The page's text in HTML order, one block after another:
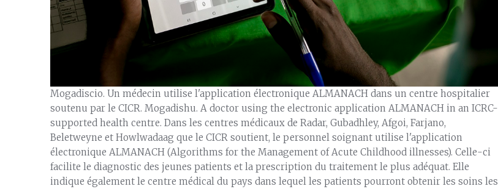
Mogadiscio. Un médecin utilise l'application électronique ALMANACH dans un centre hospitalier
soutenu par le CICR. Mogadishu. A doctor using the electronic application ALMANACH in an ICRC-
supported health centre. Dans les centres médicaux de Radar, Gubadhley, Afgoi, Farjano,
Beletweyne et Howlwadaag que le CICR soutient, le personnel soignant utilise l'application
électronique ALMANACH (Algorithms for the Management of Acute Childhood illnesses). Celle-ci
facilite le diagnostic des jeunes patients et la prescription du traitement le plus adéquat. Elle
indique également le centre médical du pays dans lequel les patients pourront obtenir les soins les